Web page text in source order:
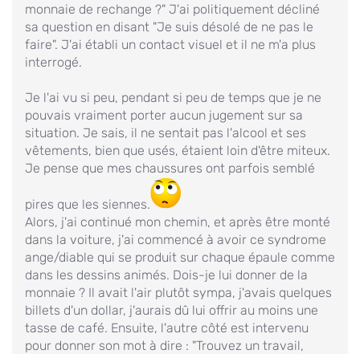
monnaie de rechange ?" J'ai politiquement décliné
sa question en disant "Je suis désolé de ne pas le
faire". J'ai établi un contact visuel et il ne m'a plus
interrogé.
Je l'ai vu si peu, pendant si peu de temps que je ne
pouvais vraiment porter aucun jugement sur sa
situation. Je sais, il ne sentait pas l'alcool et ses
vêtements, bien que usés, étaient loin d'être miteux.
Je pense que mes chaussures ont parfois semblé
pires que les siennes.
Alors, j'ai continué mon chemin, et après être monté
dans la voiture, j'ai commencé à avoir ce syndrome
ange/diable qui se produit sur chaque épaule comme
dans les dessins animés. Dois-je lui donner de la
monnaie ? Il avait l'air plutôt sympa, j'avais quelques
billets d'un dollar, j'aurais dû lui offrir au moins une
tasse de café. Ensuite, l'autre côté est intervenu
pour donner son mot à dire : "Trouvez un travail,